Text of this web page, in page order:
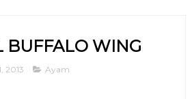
BUFFALO WING
2013 Ayam